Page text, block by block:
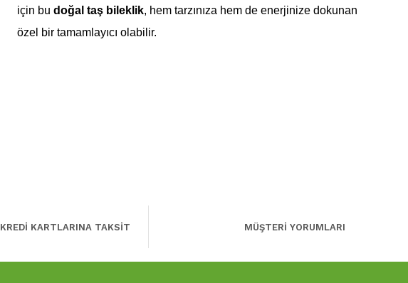
için bu doğal taş bileklik, hem tarzınıza hem de enerjinize dokunan
özel bir tamamlayıcı olabilir.
KREDİ KARTLARINA TAKSİT MÜŞTERİ YORUMLARI